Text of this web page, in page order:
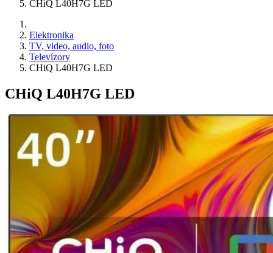
CHiQ L40H7G LED
Elektronika
TV, video, audio, foto
Televízory
CHiQ L40H7G LED
CHiQ L40H7G LED